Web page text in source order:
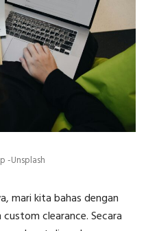
-Unsplash
mari kita bahas dengan
custom clearance. Secara